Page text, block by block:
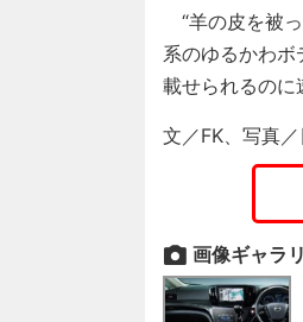
“羊の皮を被
系のゆるかわ
載せられるのに
文／FK、写真
画像ギャラ